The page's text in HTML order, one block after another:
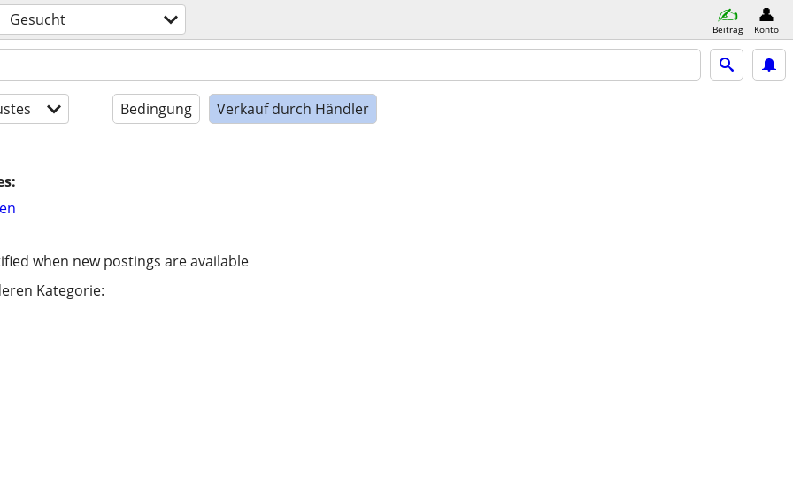
Gesucht Beitrag Konto
Bedingung Verkauf durch Händler
when new postings are available
Kategorie: